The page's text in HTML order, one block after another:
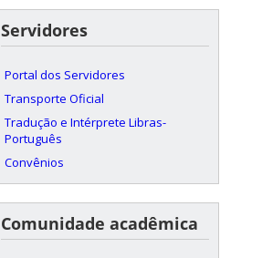
Servidores
Portal dos Servidores
Transporte Oficial
Tradução e Intérprete Libras-
Português
Convênios
Comunidade acadêmica